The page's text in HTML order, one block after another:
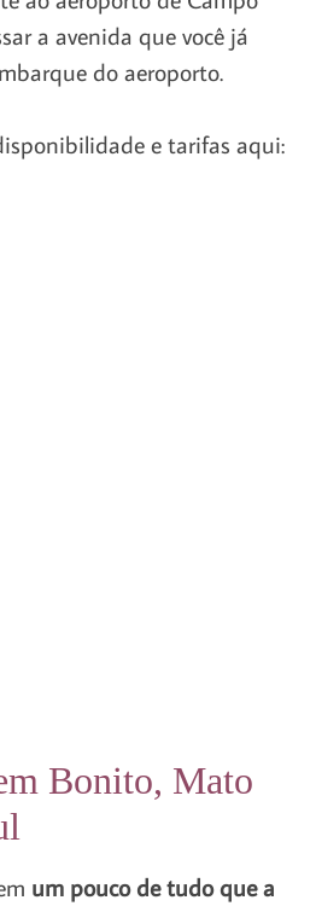
a avenida que você já
do aeroporto.
e tarifas aqui:
Bonito, Mato
um pouco de tudo que a